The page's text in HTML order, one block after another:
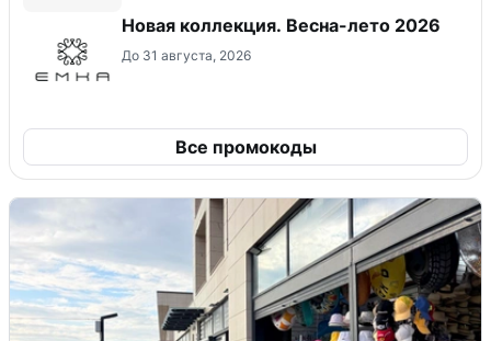
Новая коллекция. Весна-лето 2026
До 31 августа, 2026
Все промокоды